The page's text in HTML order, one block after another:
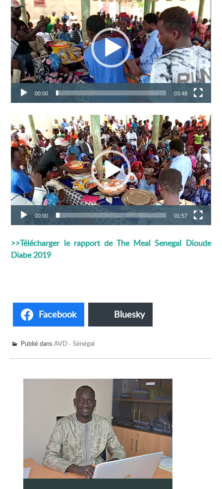
vidéo
00:00 03:48
Lecteur
vidéo
00:00 01:57
>>Télécharger le rapport de The Meal Senegal Dioude
Diabe 2019
Facebook Bluesky
Publié dansAVD - Sénégal
principale